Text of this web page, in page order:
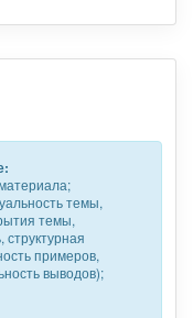
темы,
темы,
структурная
примеров,
выводов);